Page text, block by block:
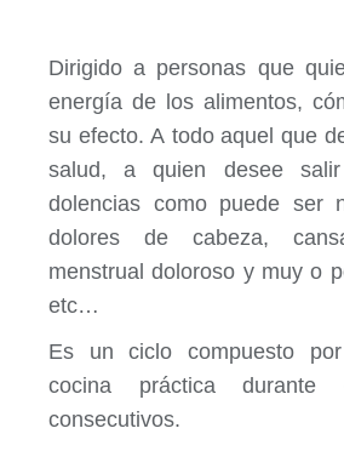
Dirigido a personas que
energía de los alimentos,
su efecto. A todo aquel que
salud, a quien desee
dolencias como puede ser
dolores de cabeza,
menstrual doloroso y muy o
etc…
Es un ciclo compuesto
cocina práctica durante
consecutivos.